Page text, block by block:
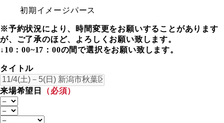
初期イメージパース
※予約状況により、時間変更をお願いすることがあります
が、ご了承のほど、よろしくお願い致します。
↓10：00~17：00の間で選択をお願い致します。
タイトル
来場希望日 （必須）